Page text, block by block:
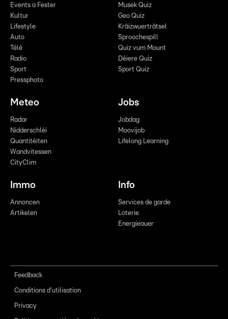
Events a Fester
Kultur
Lifestyle
Auto
Télé
Radio
Sport
Pressphoto
Musek Quiz
Geo Quiz
Kräizwuerträtsel
Sproochespill
Quiz vum Mount
Déiere Quiz
Sport Quiz
Meteo
Radar
Nidderschléi
Quantitéiten
Wandvitessen
CityClim
Jobs
Jobdag
Moovijob
Lifelong Learning
Immo
Annoncen
Artikelen
Info
Services de garde
Loterie
Energieauer
Feedback
Conditions d'utilisation
Privacy